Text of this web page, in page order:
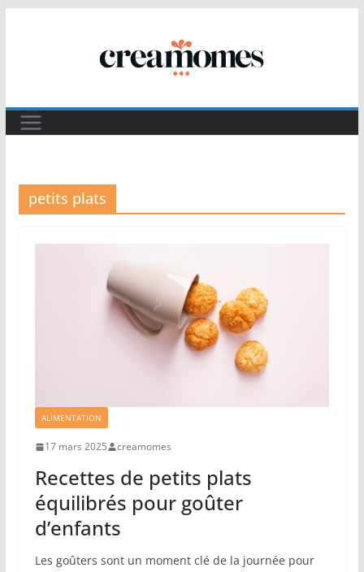
petits plats
ALIMENTATION
17 mars 2025 creamomes
Recettes de petits plats
équilibrés pour goûter
d’enfants
Les goûters sont un moment clé de la journée pour